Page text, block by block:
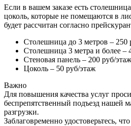
Если в вашем заказе есть
цоколь, которые не помещаются в
будет рассчитан согласно
Столешница до 3 метров – 250
Столешница 3 метра и более –
Стеновая панель – 200 руб/этаж
Цоколь – 50 руб/этаж
Важно
Для повышения качества услуг
беспрепятственный подъезд нашей
разгрузки.
Заблаговременно удостоверьтесь,